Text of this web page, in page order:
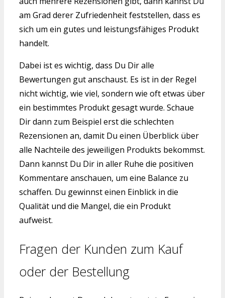
am Grad derer Zufriedenheit feststellen, dass es
sich um ein gutes und leistungsfähiges Produkt
handelt.
Dabei ist es wichtig, dass Du Dir alle
Bewertungen gut anschaust. Es ist in der Regel
nicht wichtig, wie viel, sondern wie oft etwas über
ein bestimmtes Produkt gesagt wurde. Schaue
Dir dann zum Beispiel erst die schlechten
Rezensionen an, damit Du einen Überblick über
alle Nachteile des jeweiligen Produkts bekommst.
Dann kannst Du Dir in aller Ruhe die positiven
Kommentare anschauen, um eine Balance zu
schaffen. Du gewinnst einen Einblick in die
Qualität und die Mangel, die ein Produkt
aufweist.
Fragen der Kunden zum Kauf
oder der Bestellung